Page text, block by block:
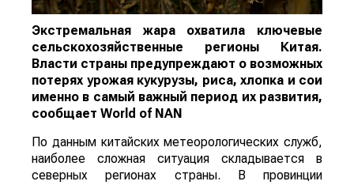
Экстремальная жара охватила ключевые
сельскохозяйственные регионы Китая.
Власти страны предупреждают о возможных
потерях урожая кукурузы, риса, хлопка и сои
именно в самый важный период их развития,
сообщает World of NAN
По данным китайских метеорологических служб,
наиболее сложная ситуация складывается в
северных регионах страны. В провинции